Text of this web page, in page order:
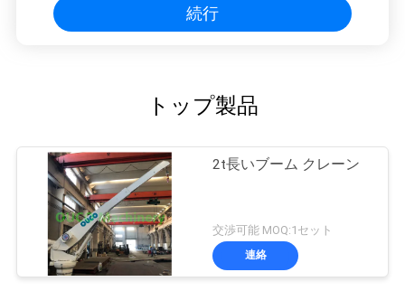
続行
トップ製品
2t長いブーム クレーン
交渉可能 MOQ:1セット
連絡